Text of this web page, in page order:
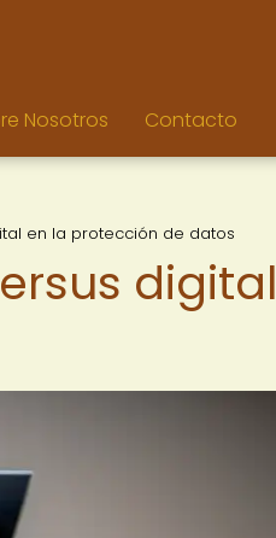
Nosotros Contacto
en la protección de datos
digital